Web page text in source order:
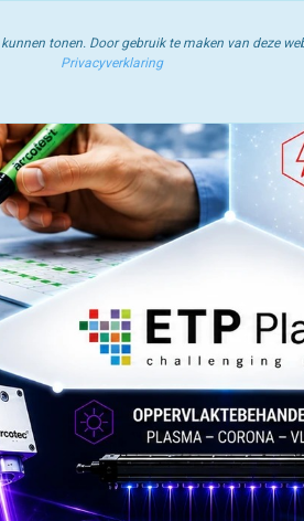
Blog Winkelwagen
tonen. Door gebruik te maken van deze
Privacyverklaring